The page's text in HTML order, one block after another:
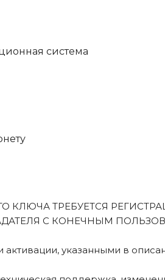
система
КЛЮЧА ТРЕБУЕТСЯ
С КОНЕЧНЫМ
активации, указанными в